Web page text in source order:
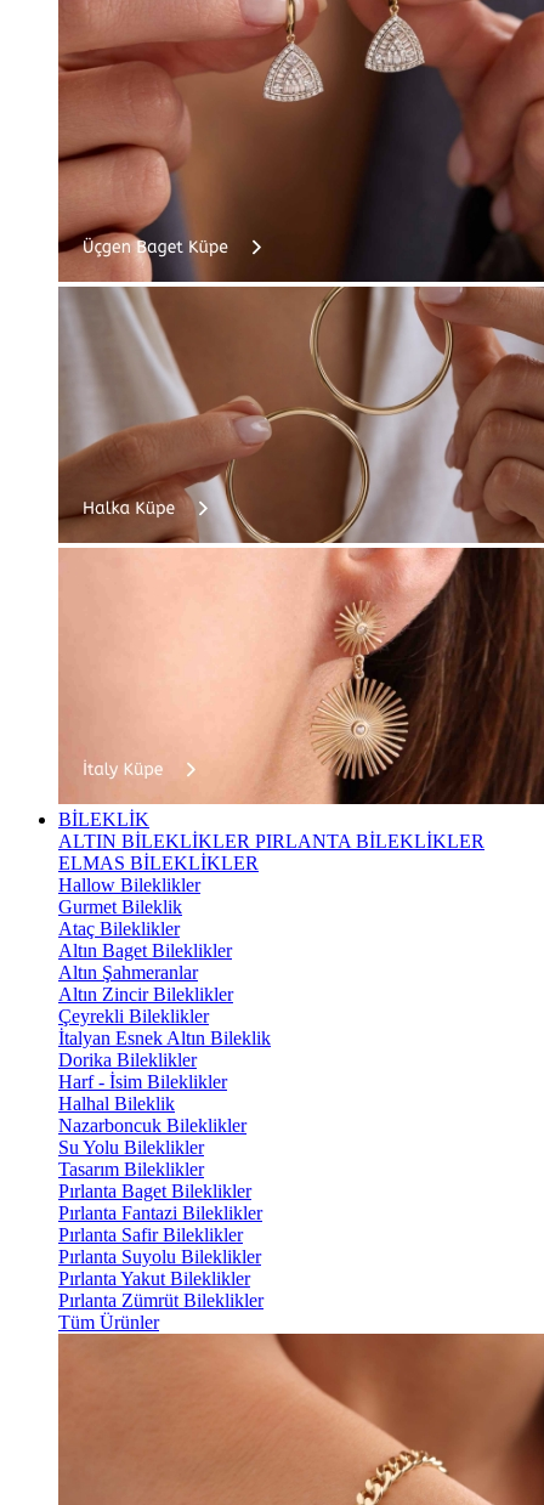
BİLEKLİK
ALTIN BİLEKLİKLER PIRLANTA BİLEKLİKLER
ELMAS BİLEKLİKLER
Hallow Bileklikler
Gurmet Bileklik
Ataç Bileklikler
Altın Baget Bileklikler
Altın Şahmeranlar
Altın Zincir Bileklikler
Çeyrekli Bileklikler
İtalyan Esnek Altın Bileklik
Dorika Bileklikler
Harf - İsim Bileklikler
Halhal Bileklik
Nazarboncuk Bileklikler
Su Yolu Bileklikler
Tasarım Bileklikler
Pırlanta Baget Bileklikler
Pırlanta Fantazi Bileklikler
Pırlanta Safir Bileklikler
Pırlanta Suyolu Bileklikler
Pırlanta Yakut Bileklikler
Pırlanta Zümrüt Bileklikler
Tüm Ürünler